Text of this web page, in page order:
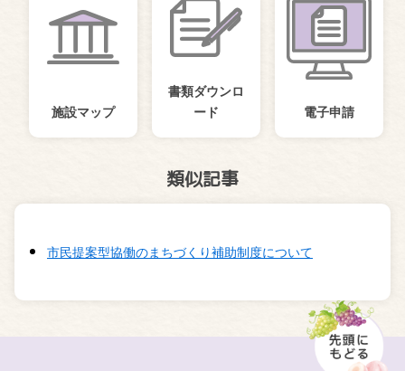
施設マップ
書類ダウンロ
ード
電子申請
類似記事
市民提案型協働のまちづくり補助制度について